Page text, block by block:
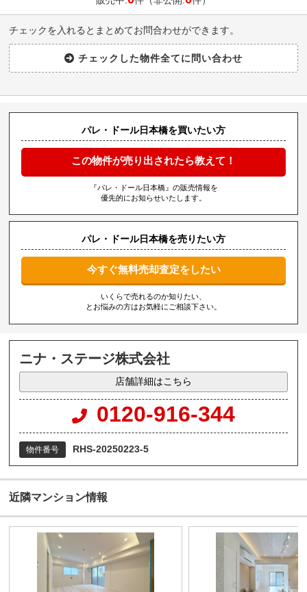
チェックを入れるとまとめてお問合わせができます。
パレ・ドール日本橋を買いたい方
この物件が売り出されたら教えて！
『パレ・ドール日本橋』の販売情報を
優先的にお知らせいたします。
パレ・ドール日本橋を売りたい方
今すぐ無料売却査定をしたい
いくらで売れるのか知りたい、
とお悩みの方はお気軽にご相談下さい。
ニナ・ステージ株式会社
店舗詳細はこちら
0120-916-344
物件番号 RHS-20250223-5
近隣マンション情報